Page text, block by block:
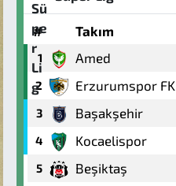
# Takım
1 Amed
2 Erzurumspor FK
3 Başakşehir
4 Kocaelispor
5 Beşiktaş